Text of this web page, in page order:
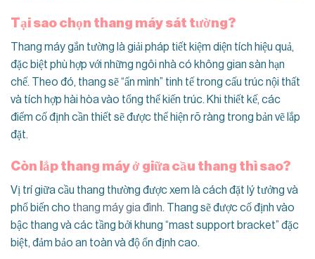
Tại sao chọn thang máy sát tường?
Thang máy gắn tường là giải pháp tiết kiệm diện tích hiệu quả,
đặc biệt phù hợp với những ngôi nhà có không gian sàn hạn
chế. Theo đó, thang sẽ “ẩn mình” tinh tế trong cấu trúc nội thất
và tích hợp hài hòa vào tổng thể kiến trúc. Khi thiết kế, các
điểm cố định cần thiết sẽ được thể hiện rõ ràng trong bản vẽ lắp
đặt.
Còn lắp thang máy ở giữa cầu thang thì sao?
Vị trí giữa cầu thang thường được xem là cách đặt lý tưởng và
phổ biến cho thang máy gia đình. Thang sẽ được cố định vào
bậc thang và các tầng bởi khung “mast support bracket” đặc
biệt, đảm bảo an toàn và độ ổn định cao.